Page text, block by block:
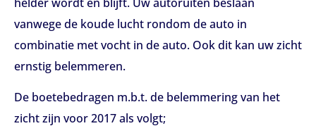
vanwege de koude lucht rondom de auto in
combinatie met vocht in de auto. Ook dit kan uw zicht
ernstig belemmeren.
De boetebedragen m.b.t. de belemmering van het
zicht zijn voor 2017 als volgt;